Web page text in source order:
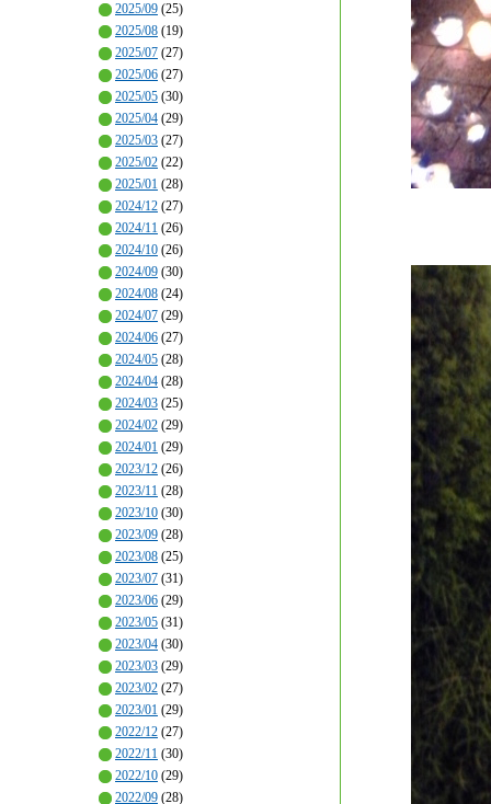
2025/09 (25)
2025/08 (19)
2025/07 (27)
2025/06 (27)
2025/05 (30)
2025/04 (29)
2025/03 (27)
2025/02 (22)
2025/01 (28)
2024/12 (27)
2024/11 (26)
2024/10 (26)
2024/09 (30)
2024/08 (24)
2024/07 (29)
2024/06 (27)
2024/05 (28)
2024/04 (28)
2024/03 (25)
2024/02 (29)
2024/01 (29)
2023/12 (26)
2023/11 (28)
2023/10 (30)
2023/09 (28)
2023/08 (25)
2023/07 (31)
2023/06 (29)
2023/05 (31)
2023/04 (30)
2023/03 (29)
2023/02 (27)
2023/01 (29)
2022/12 (27)
2022/11 (30)
2022/10 (29)
2022/09 (28)